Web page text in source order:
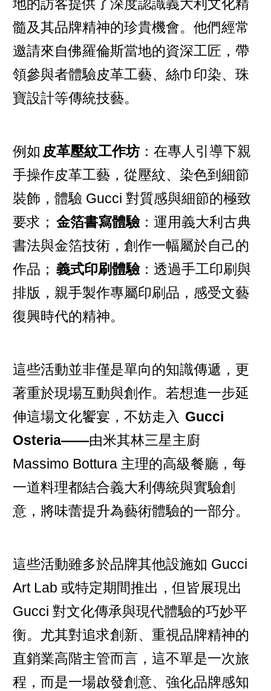
地的訪客提供了深度認識義大利文化精
髓及其品牌精神的珍貴機會。他們經常
邀請來自佛羅倫斯當地的資深工匠，帶
領參與者體驗皮革工藝、絲巾印染、珠
寶設計等傳統技藝。
例如 皮革壓紋工作坊：在專人引導下親
手操作皮革工藝，從壓紋、染色到細節
裝飾，體驗 Gucci 對質感與細節的極致
要求； 金箔書寫體驗：運用義大利古典
書法與金箔技術，創作一幅屬於自己的
作品； 義式印刷體驗：透過手工印刷與
排版，親手製作專屬印刷品，感受文藝
復興時代的精神。
這些活動並非僅是單向的知識傳遞，更
著重於現場互動與創作。若想進一步延
伸這場文化饗宴，不妨走入 Gucci
Osteria——由米其林三星主廚
Massimo Bottura 主理的高級餐廳，每
一道料理都結合義大利傳統與實驗創
意，將味蕾提升為藝術體驗的一部分。
這些活動雖多於品牌其他設施如 Gucci
Art Lab 或特定期間推出，但皆展現出
Gucci 對文化傳承與現代體驗的巧妙平
衡。尤其對追求創新、重視品牌精神的
直銷業高階主管而言，這不單是一次旅
程，而是一場啟發創意、強化品牌感知